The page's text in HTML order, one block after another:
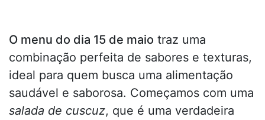
O menu do dia 15 de maio traz uma
combinação perfeita de sabores e texturas,
ideal para quem busca uma alimentação
saudável e saborosa. Começamos com uma
salada de cuscuz, que é uma verdadeira